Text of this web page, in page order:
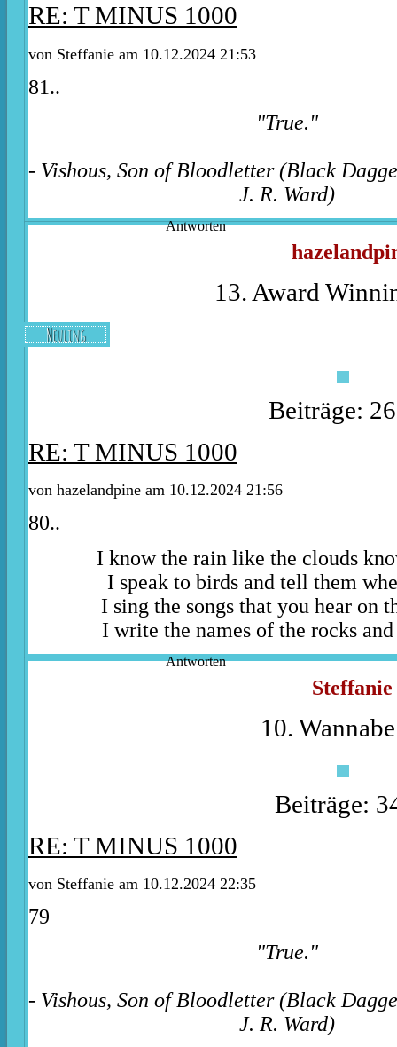
RE: T MINUS 1000
von Steffanie am 10.12.2024 21:53
81..
"True."
- Vishous, Son of Bloodletter (Black
J. R. Ward)
Antworten
13. Award
Neuling
Beiträge:
RE: T MINUS 1000
von hazelandpine am 10.12.2024 21:56
80..
I know the rain like the clouds
I speak to birds and tell them
I sing the songs that you hear on
I write the names of the rocks
Antworten
Steffanie
10.
Beiträge:
RE: T MINUS 1000
von Steffanie am 10.12.2024 22:35
79
"True."
- Vishous, Son of Bloodletter (Black
J. R. Ward)